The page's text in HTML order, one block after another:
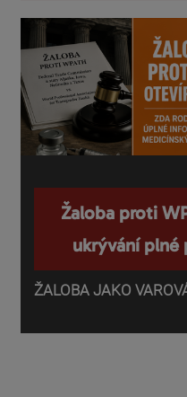
Žaloba proti
ukrývání plné
ŽALOBA JAKO